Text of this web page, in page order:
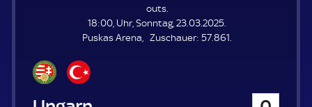
N
E
outs.
18:00, Uhr, Sonntag, 23.03.2025.
Puskas Arena
Zuschauer: Z
57.861.